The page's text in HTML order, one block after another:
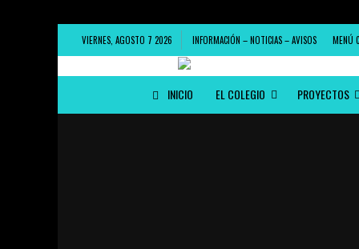
VIERNES, AGOSTO 7 2026 INFORMACIÓN – NOTICIAS – AVISOS MENÚ
INICIO EL COLEGIO PROYECTOS